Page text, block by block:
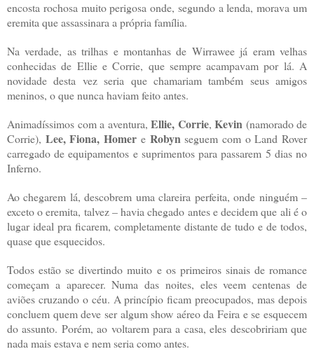
encosta rochosa muito perigosa onde, segundo a lenda, morava um
eremita que assassinara a própria família.
Na verdade, as trilhas e montanhas de Wirrawee já eram velhas
conhecidas de Ellie e Corrie, que sempre acampavam por lá. A
novidade desta vez seria que chamariam também seus amigos
meninos, o que nunca haviam feito antes.
Animadíssimos com a aventura, Ellie, Corrie, Kevin (namorado de
Corrie), Lee, Fiona, Homer e Robyn seguem com o Land Rover
carregado de equipamentos e suprimentos para passarem 5 dias no
Inferno.
Ao chegarem lá, descobrem uma clareira perfeita, onde ninguém –
exceto o eremita, talvez – havia chegado antes e decidem que ali é o
lugar ideal pra ficarem, completamente distante de tudo e de todos,
quase que esquecidos.
Todos estão se divertindo muito e os primeiros sinais de romance
começam a aparecer. Numa das noites, eles veem centenas de
aviões cruzando o céu. A princípio ficam preocupados, mas depois
concluem quem deve ser algum show aéreo da Feira e se esquecem
do assunto. Porém, ao voltarem para a casa, eles descobririam que
nada mais estava e nem seria como antes.